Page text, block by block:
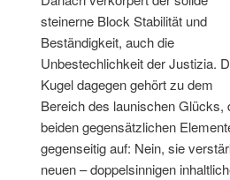
steinerne Block Stabilität und
Beständigkeit, auch die
Unbestechlichkeit der Justizia.
Kugel dagegen gehört zu dem
Bereich des launischen Glücks,
beiden gegensätzlichen
gegenseitig auf: Nein, sie
neuen – doppelsinnigen